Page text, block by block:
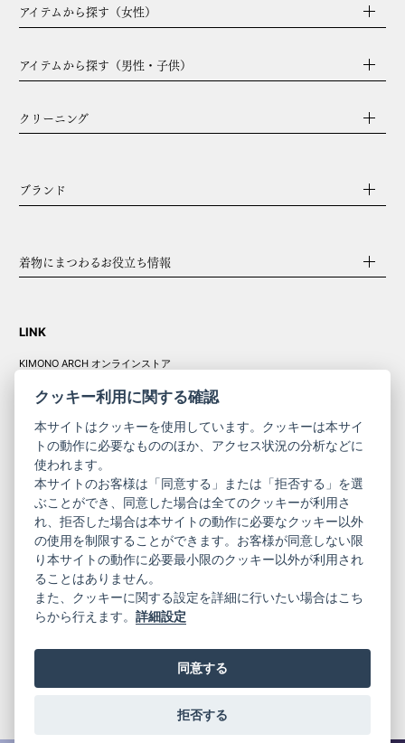
アイテムから探す（女性）
アイテムから探す（男性・子供）
クリーニング
ブランド
着物にまつわるお役立ち情報
LINK
KIMONO ARCH オンラインストア
コーポレート
サイト
きものやまと振
袖
サイト
ニュースレター
ご利用案内
お問い合わせ
プライバシーポリシー
特定商取引法に基づく表記
ご利用規約
© 2019 YAMATO CO, LTD.
クッキー利用に関する確認
本サイトはクッキーを使用しています。クッキーは本サイ
トの動作に必要なもののほか、アクセス状況の分析などに
使われます。
本サイトのお客様は「同意する」または「拒否する」を選
ぶことができ、同意した場合は全てのクッキーが利用さ
れ、拒否した場合は本サイトの動作に必要なクッキー以外
の使用を制限することができます。お客様が同意しない限
り本サイトの動作に必要最小限のクッキー以外が利用され
ることはありません。
また、クッキーに関する設定を詳細に行いたい場合はこち
らから行えます。詳細設定
同意する
拒否する